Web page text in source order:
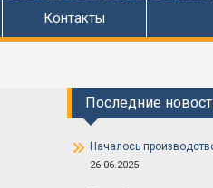
Контакты
Последние
Началось
26.06.2025